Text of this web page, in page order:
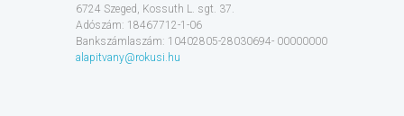
6724 Szeged, Kossuth L. sgt. 37.
Adószám: 18467712-1-06
Bankszámlaszám: 10402805-28030694- 00000000
alapitvany@rokusi.hu